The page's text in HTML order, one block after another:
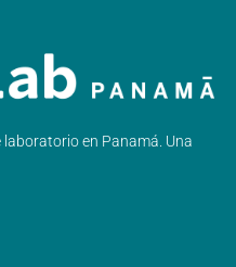
en Panamá. Una